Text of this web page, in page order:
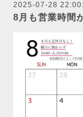
2025-07-28
8月も営業時間